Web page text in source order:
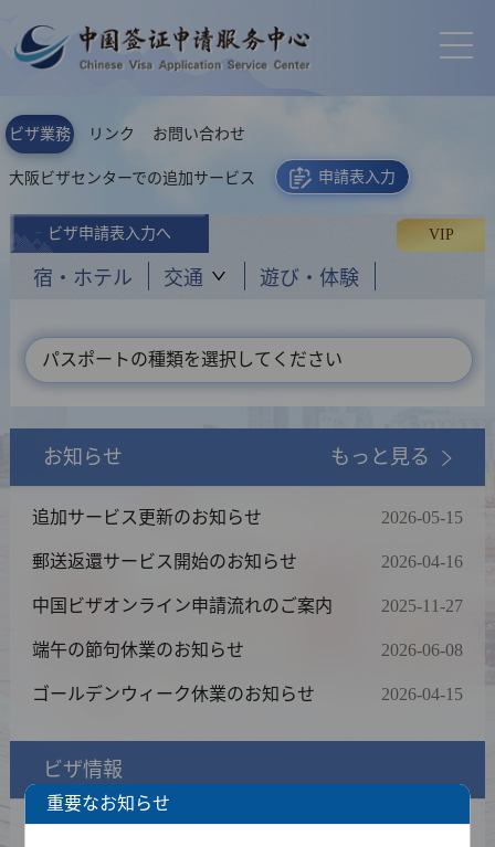
ビザ業務 リンク お問い合わせ
大阪ビザセンターでの追加サービス 申請表入力
ビザ申請表入力へ
宿・ホテル 交通 遊び・体験
VIP
パスポートの種類を選択してください
お知らせ もっと見る
追加サービス更新のお知らせ 2026-05-15
郵送返還サービス開始のお知らせ 2026-04-16
中国ビザオンライン申請流れのご案内 2025-11-27
端午の節句休業のお知らせ 2026-06-08
ゴールデンウィーク休業のお知らせ 2026-04-15
ビザ情報
重要なお知らせ